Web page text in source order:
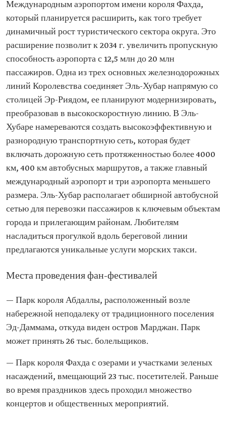
Международным аэропортом имени короля Фахда,
который планируется расширить, как того требует
динамичный рост туристического сектора округа. Это
расширение позволит к 2034 г. увеличить пропускную
способность аэропорта с 12,5 млн до 20 млн
пассажиров. Одна из трех основных железнодорожных
линий Королевства соединяет Эль-Хубар напрямую со
столицей Эр-Риядом, ее планируют модернизировать,
преобразовав в высокоскоростную линию. В Эль-
Хубаре намереваются создать высокоэффективную и
разнородную транспортную сеть, которая будет
включать дорожную сеть протяженностью более 4000
км, 400 км автобусных маршрутов, а также главный
международный аэропорт и три аэропорта меньшего
размера. Эль-Хубар располагает обширной автобусной
сетью для перевозки пассажиров к ключевым объектам
города и прилегающим районам. Любителям
насладиться прогулкой вдоль береговой линии
предлагаются уникальные услуги морских такси.
Места проведения фан-фестивалей
— Парк короля Абдаллы, расположенный возле
набережной неподалеку от традиционного поселения
Эд-Даммама, откуда виден остров Марджан. Парк
может принять 26 тыс. болельщиков.
— Парк короля Фахда с озерами и участками зеленых
насаждений, вмещающий 23 тыс. посетителей. Раньше
во время праздников здесь проходил множество
концертов и общественных мероприятий.